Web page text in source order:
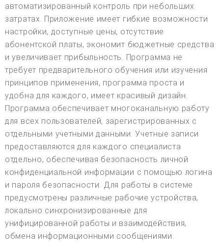
автоматизированный контроль при небольших
затратах. Приложение имеет гибкие возможности
настройки, доступные цены, отсутствие
абонентской платы, экономит бюджетные средства
и увеличивает прибыльность. Программа не
требует предварительного обучения или изучения
принципов применения, программа проста и
удобна для каждого, имеет красивый дизайн.
Программа обеспечивает многоканальную работу
для всех пользователей, зарегистрированных с
отдельными учетными данными. Учетные записи
предоставляются для каждого специалиста
отдельно, обеспечивая безопасность личной
конфиденциальной информации с помощью логина
и пароля безопасности. Для работы в системе
предусмотрены различные рабочие устройства,
локально синхронизированные для
унифицированной работы и взаимодействия,
обмена информационными сообщениями.